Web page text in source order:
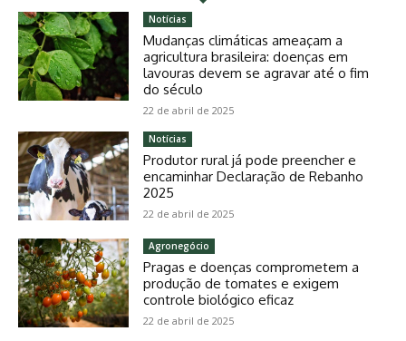
Notícias
Mudanças climáticas ameaçam a
agricultura brasileira: doenças em
lavouras devem se agravar até o fim
do século
22 de abril de 2025
Notícias
Produtor rural já pode preencher e
encaminhar Declaração de Rebanho
2025
22 de abril de 2025
Agronegócio
Pragas e doenças comprometem a
produção de tomates e exigem
controle biológico eficaz
22 de abril de 2025